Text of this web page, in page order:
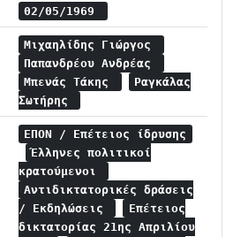
02/05/1969
Μιχαηλίδης Γιώργος
Παπανδρέου Ανδρέας
Μπενάς Τάκης
Ραγκάλας
Σωτήρης
ΕΠΟΝ / Επέτειος ίδρυσης
Έλληνες πολιτικοί
κρατούμενοι
Αντιδικτατορικές δράσεις
/ Εκδηλώσεις
Επέτειος
δικτατορίας 21ης Απριλίου